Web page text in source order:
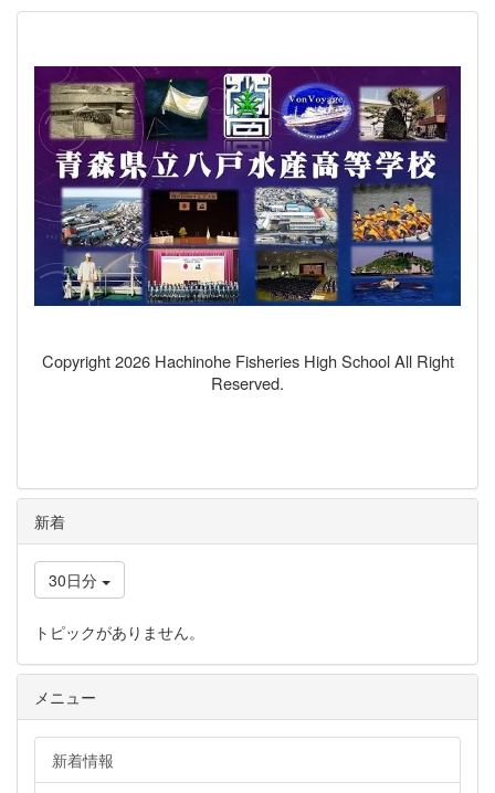
Copyright 2026 Hachinohe Fisheries High School All Right
Reserved.
新着
30日分
トピックがありません。
メニュー
新着情報